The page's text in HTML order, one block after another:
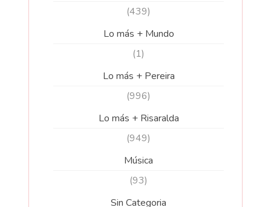
(439)
Lo más + Mundo
(1)
Lo más + Pereira
(996)
Lo más + Risaralda
(949)
Música
(93)
Sin Categoria